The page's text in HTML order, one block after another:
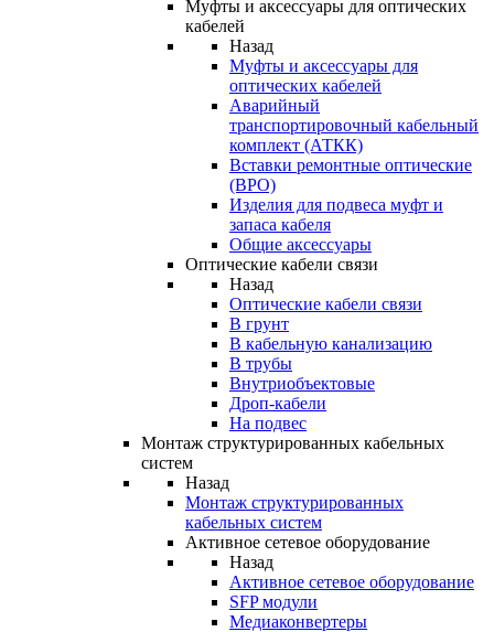
Муфты и аксессуары для оптических
кабелей
Назад
Муфты и аксессуары для
оптических кабелей
Аварийный
транспортировочный кабельный
комплект (АТКК)
Вставки ремонтные оптические
(ВРО)
Изделия для подвеса муфт и
запаса кабеля
Общие аксессуары
Оптические кабели связи
Назад
Оптические кабели связи
В грунт
В кабельную канализацию
В трубы
Внутриобъектовые
Дроп-кабели
На подвес
Монтаж структурированных кабельных
систем
Назад
Монтаж структурированных
кабельных систем
Активное сетевое оборудование
Назад
Активное сетевое оборудование
SFP модули
Медиаконвертеры